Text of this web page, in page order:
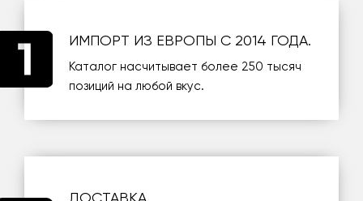
ИМПОРТ ИЗ ЕВРОПЫ С 2014 ГОДА.
Каталог насчитывает более 250 тысяч
позиций на любой вкус.
ДОСТАВКА